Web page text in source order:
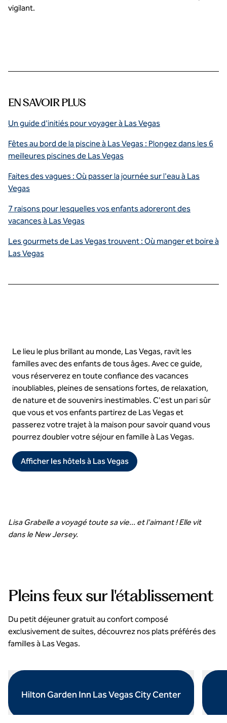
vigilant.
EN SAVOIR PLUS
Un guide d'initiés pour voyager à Las Vegas
Fêtes au bord de la piscine à Las Vegas : Plongez dans les 6
meilleures piscines de Las Vegas
Faites des vagues : Où passer la journée sur l'eau à Las
Vegas
7 raisons pour lesquelles vos enfants adoreront des
vacances à Las Vegas
Les gourmets de Las Vegas trouvent : Où manger et boire à
Las Vegas
Le lieu le plus brillant au monde, Las Vegas, ravit les
familles avec des enfants de tous âges. Avec ce guide,
vous réserverez en toute confiance des vacances
inoubliables, pleines de sensations fortes, de relaxation,
de nature et de souvenirs inestimables. C'est un pari sûr
que vous et vos enfants partirez de Las Vegas et
passerez votre trajet à la maison pour savoir quand vous
pourrez doubler votre séjour en famille à Las Vegas.
Afficher les hôtels à Las Vegas
Lisa Grabelle a voyagé toute sa vie... et l'aimant ! Elle vit
dans le New Jersey.
Pleins feux sur l'établissement
Du petit déjeuner gratuit au confort composé
exclusivement de suites, découvrez nos plats préférés des
familles à Las Vegas.
Hilton Garden Inn Las Vegas City Center